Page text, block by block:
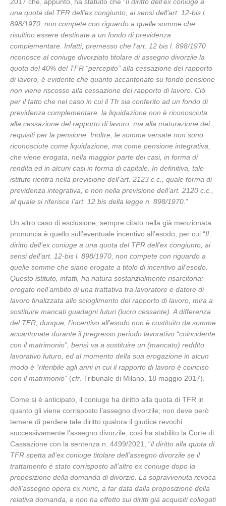
una quota del TFR dell’ex congiunto, ai sensi dell’art. 12-bis l.
898/1970, non compete con riguardo a quelle somme che
risultino essere destinate a un fondo di previdenza
complementare. Infatti, premesso che l’art. 12 bis l. 898/1970
riconosce al coniuge divorziato titolare di assegno divorzile la
quota del 40% del TFR “percepito” alla cessazione del rapporto
di lavoro, è evidente che quanto accantonato su fondo pensione
non viene riscosso alla cessazione del rapporto di lavoro. Ciò
per il fatto che nel caso in cui il Tfr sia conferito ad un fondo di
previdenza complementare, la liquidazione non è riconosciuta
alla cessazione del rapporto di lavoro, ma alla maturazione dei
requisiti per la pensione. Inoltre, le somme versate non sono
riconosciute come liquidazione, ma come pensione integrativa,
che viene erogata, nella maggior parte dei casi, in forma di
rendita ed in alcuni casi in forma di capitale. In definitiva, tale
istituto rientra nella previsione dell’art. 2123 c.c., quale forma di
previdenza integrativa, e non nella previsione dell’art. 2120 c.c.,
al quale si riferisce l’art. 12 bis della legge n. 898/1970 .”
Un altro caso di esclusione, sempre citato nella già menzionata
pronuncia è quello sull’eventuale incentivo all’esodo, per cui “Il
diritto dell’ex coniuge a una quota del TFR dell’ex congiunto, ai
sensi dell’art. 12-bis l. 898/1970, non compete con riguardo a
quelle somme che siano erogate a titolo di incentivo all’esodo.
Questo istituto, infatti, ha natura sostanzialmente risarcitoria:
erogato nell’ambito di una trattativa tra lavoratore e datore di
lavoro finalizzata allo scioglimento del rapporto di lavoro, mira a
sostituire mancati guadagni futuri (lucro cessante). A differenza
del TFR, dunque, l’incentivo all’esodo non è costituito da somme
accantonate durante il pregresso periodo lavorativo “coincidente
con il matrimonio”, bensì va a sostituire un (mancato) reddito
lavorativo futuro, ed al momento della sua erogazione in alcun
modo è “riferibile agli anni in cui il rapporto di lavoro è coinciso
con il matrimonio” (cfr . Tribunale di Milano, 18 maggio 2017).
Come si è anticipato, il coniuge ha diritto alla quota di TFR in
quanto gli viene corrisposto l’assegno divorzile; non deve però
temere di perdere tale diritto qualora il giudice revochi
successivamente l’assegno divorzile, così ha stabilito la Corte di
Cassazione con la sentenza n. 4499/2021, “il diritto alla quota di
TFR spetta all’ex coniuge titolare dell’assegno divorzile se il
trattamento è stato corrisposto all’altro ex coniuge dopo la
proposizione della domanda di divorzio. La sopravvenuta revoca
dell’assegno opera ex nunc, a far data dalla proposizione della
relativa domanda, e non ha effetto sui diritti già acquisiti collegati